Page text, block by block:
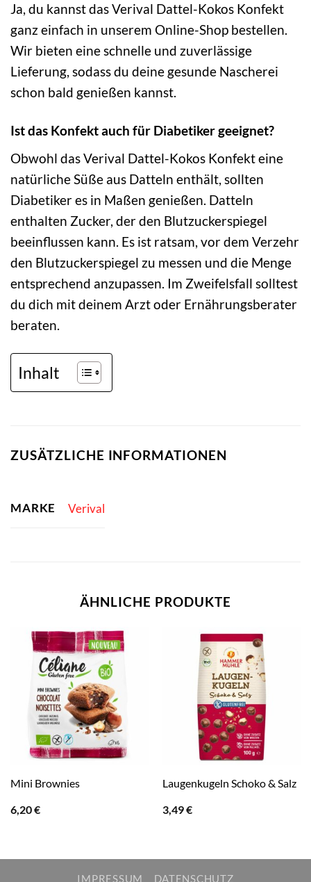
Ja, du kannst das Verival Dattel-Kokos Konfekt
ganz einfach in unserem Online-Shop bestellen.
Wir bieten eine schnelle und zuverlässige
Lieferung, sodass du deine gesunde Nascherei
schon bald genießen kannst.
Ist das Konfekt auch für Diabetiker geeignet?
Obwohl das Verival Dattel-Kokos Konfekt eine
natürliche Süße aus Datteln enthält, sollten
Diabetiker es in Maßen genießen. Datteln
enthalten Zucker, der den Blutzuckerspiegel
beeinflussen kann. Es ist ratsam, vor dem Verzehr
den Blutzuckerspiegel zu messen und die Menge
entsprechend anzupassen. Im Zweifelsfall solltest
du dich mit deinem Arzt oder Ernährungsberater
beraten.
Inhalt
ZUSÄTZLICHE INFORMATIONEN
MARKE Verival
ÄHNLICHE PRODUKTE
Mini Brownies
6,20€
Laugenkugeln Schoko & Salz
3,49€
IMPRESSUM DATENSCHUTZ